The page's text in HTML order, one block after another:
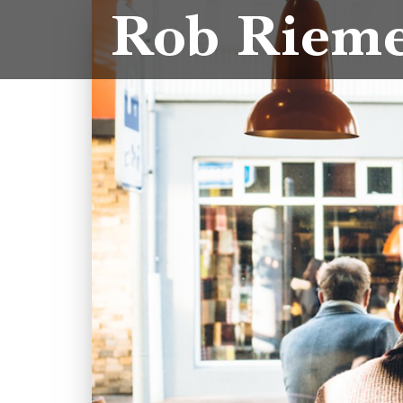
Rob